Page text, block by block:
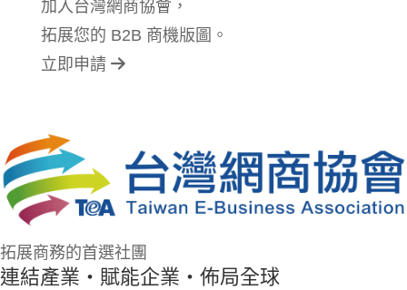
加入台灣網商協會，
拓展您的 B2B 商機版圖。
立即申請
拓展商務的首選社團
連結產業・賦能企業・佈局全球